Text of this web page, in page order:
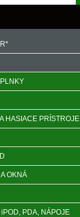
HASIACE PRÍSTROJE
OKNÁ
PDA, NÁPOJE